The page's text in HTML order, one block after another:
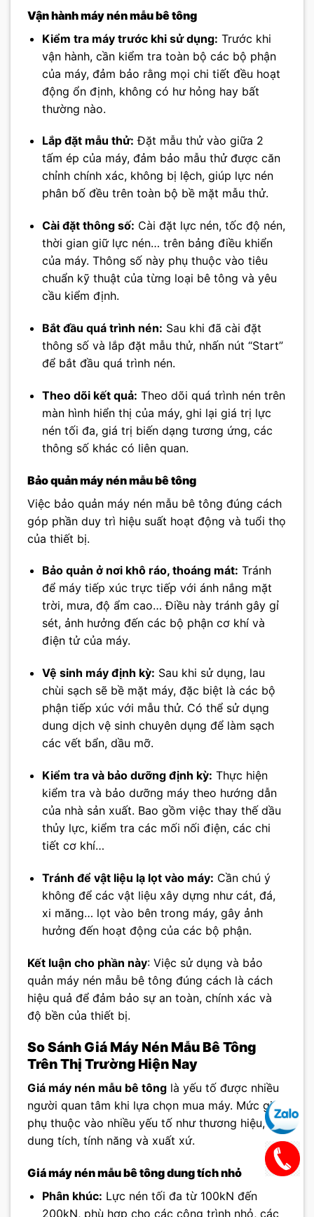
Vận hành máy nén mẫu bê tông
Kiểm tra máy trước khi sử dụng: Trước khi
vận hành, cần kiểm tra toàn bộ các bộ phận
của máy, đảm bảo rằng mọi chi tiết đều hoạt
động ổn định, không có hư hỏng hay bất
thường nào.
Lắp đặt mẫu thử: Đặt mẫu thử vào giữa 2
tấm ép của máy, đảm bảo mẫu thử được căn
chỉnh chính xác, không bị lệch, giúp lực nén
phân bố đều trên toàn bộ bề mặt mẫu thử.
Cài đặt thông số: Cài đặt lực nén, tốc độ nén,
thời gian giữ lực nén… trên bảng điều khiển
của máy. Thông số này phụ thuộc vào tiêu
chuẩn kỹ thuật của từng loại bê tông và yêu
cầu kiểm định.
Bắt đầu quá trình nén: Sau khi đã cài đặt
thông số và lắp đặt mẫu thử, nhấn nút “Start”
để bắt đầu quá trình nén.
Theo dõi kết quả: Theo dõi quá trình nén trên
màn hình hiển thị của máy, ghi lại giá trị lực
nén tối đa, giá trị biến dạng tương ứng, các
thông số khác có liên quan.
Bảo quản máy nén mẫu bê tông
Việc bảo quản máy nén mẫu bê tông đúng cách
góp phần duy trì hiệu suất hoạt động và tuổi thọ
của thiết bị.
Bảo quản ở nơi khô ráo, thoáng mát: Tránh
để máy tiếp xúc trực tiếp với ánh nắng mặt
trời, mưa, độ ẩm cao… Điều này tránh gây gỉ
sét, ảnh hưởng đến các bộ phận cơ khí và
điện tử của máy.
Vệ sinh máy định kỳ: Sau khi sử dụng, lau
chùi sạch sẽ bề mặt máy, đặc biệt là các bộ
phận tiếp xúc với mẫu thử. Có thể sử dụng
dung dịch vệ sinh chuyên dụng để làm sạch
các vết bẩn, dầu mỡ.
Kiểm tra và bảo dưỡng định kỳ: Thực hiện
kiểm tra và bảo dưỡng máy theo hướng dẫn
của nhà sản xuất. Bao gồm việc thay thế dầu
thủy lực, kiểm tra các mối nối điện, các chi
tiết cơ khí…
Tránh để vật liệu lạ lọt vào máy: Cần chú ý
không để các vật liệu xây dựng như cát, đá,
xi măng… lọt vào bên trong máy, gây ảnh
hưởng đến hoạt động của các bộ phận.
Kết luận cho phần này: Việc sử dụng và bảo
quản máy nén mẫu bê tông đúng cách là cách
hiệu quả để đảm bảo sự an toàn, chính xác và
độ bền của thiết bị.
So Sánh Giá Máy Nén Mẫu Bê Tông
Trên Thị Trường Hiện Nay
Giá máy nén mẫu bê tông là yếu tố được nhiều
người quan tâm khi lựa chọn mua máy. Mức giá
phụ thuộc vào nhiều yếu tố như thương hiệu,
dung tích, tính năng và xuất xứ.
Giá máy nén mẫu bê tông dung tích nhỏ
Phân khúc: Lực nén tối đa từ 100kN đến
200kN, phù hợp cho các công trình nhỏ, các